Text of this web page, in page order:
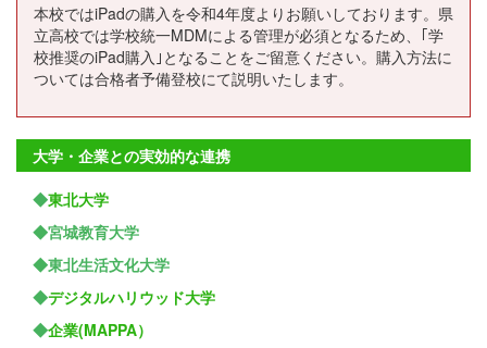
本校ではiPadの購入を令和4年度よりお願いしております。県
立高校では学校統一MDMによる管理が必須となるため、｢学
校推奨のiPad購入｣となることをご留意ください。購入方法に
ついては合格者予備登校にて説明いたします。
大学・企業との実効的な連携
◆東北大学
◆宮城教育大学
◆東北生活文化大学
◆デジタルハリウッド大学
◆企業(MAPPA）